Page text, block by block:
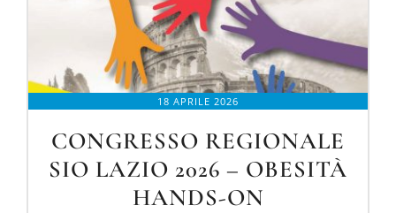
18 APRILE 2026
CONGRESSO REGIONALE
SIO LAZIO 2026 – OBESITÀ
HANDS-ON